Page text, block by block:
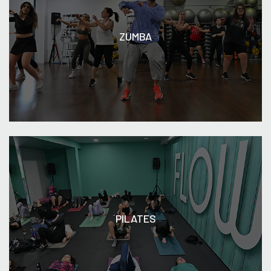
ZUMBA
PILATES